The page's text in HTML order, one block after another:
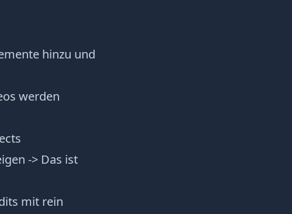
hinzu und
werden
-> Das ist
mit rein